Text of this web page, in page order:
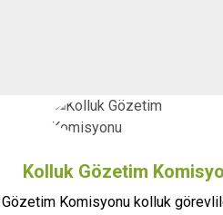
Kolluk Gözetim
Gözetim Komisyonu kolluk